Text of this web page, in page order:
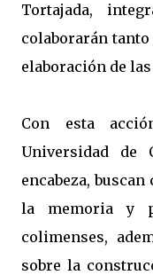
Tortajada,
colaborarán
elaboración de
Con esta
Universidad de
encabeza,
la memoria y
colimenses,
sobre la